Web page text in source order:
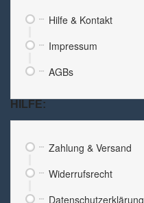
Hilfe & Kontakt
Impressum
AGBs
HILFE:
Zahlung & Versand
Widerrufsrecht
Datenschutzerklärung